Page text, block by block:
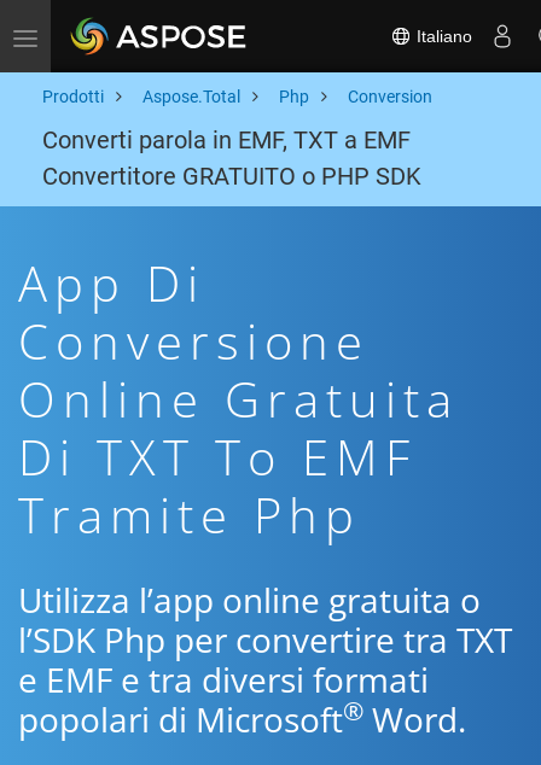
Toggle navigation Italiano
Prodotti Aspose.Total Php Conversion
Converti parola in EMF, TXT a EMF
Convertitore GRATUITO o PHP SDK
App Di
Conversione
Online Gratuita
Di TXT To EMF
Tramite Php
Utilizza l’app online gratuita o
l’SDK Php per convertire tra TXT
e EMF e tra diversi formati
popolari di Microsoft® Word.